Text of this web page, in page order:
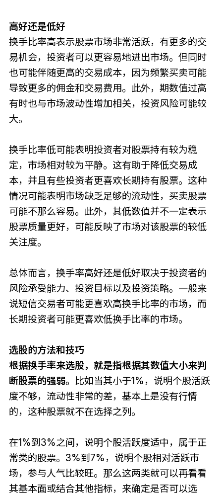
高好还是低好
换手比率高表示股票市场非常活跃，有更多的交
易机会，投资者可以更容易地进出市场。但同时
也可能伴随更高的交易成本，因为频繁买卖可能
导致更多的佣金和交易费用。此外，期数值过高
有时也与市场波动性增加相关，投资风险可能较
大。
换手比率低可能表明投资者对股票持有较为稳
定，市场相对较为平静。这有助于降低交易成
本，并且有些投资者更喜欢长期持有股票。这种
情况可能表明市场缺乏足够的流动性，买卖股票
可能不那么容易。此外，其低数值并不一定表示
股票质量更好，可能反映了市场对该股票的较低
关注度。
总体而言，换手率高好还是低好取决于投资者的
风险承受能力、投资目标以及投资策略。一般来
说短信交易者可能更喜欢高换手比率的市场，而
长期投资者可能更喜欢低换手比率的市场。
选股的方法和技巧
根据换手率来选股，就是指根据其数值大小来判
断股票的强弱。 比如当其小于1%，说明个股活跃
度不够，流动性非常的差，基本上是没有行情
的，这种股票就不在选择之列。
在1%到3%之间，说明个股活跃度适中，属于正
常类的股票。3%到7%，说明个股相对活跃市
场，参与人气比较旺。那么这两类就可以再看看
其基本面或结合其他指标，来确定是否可以选